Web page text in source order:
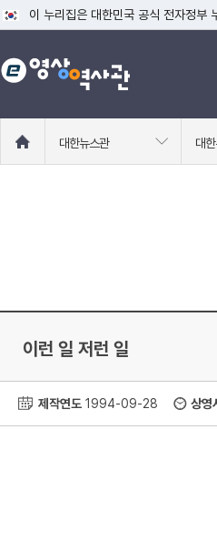
이 누리집은 대한민국 공식 전자정부
공식 누리집 주소 확인하기
go.kr 주소를 사용하는 누리집은 대
로
대한뉴스관 대
이런 일 저런 일
제작연도 1994-09-28 상영